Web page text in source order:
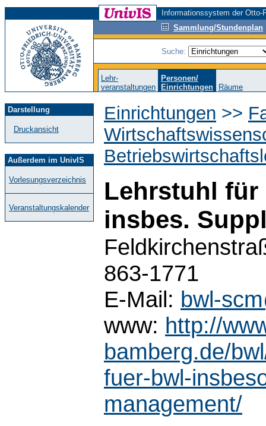
Informationssystem der
Sammlung/Stundenplan
Suche:
Lehr-
veranstaltungen
Personen/
Einrichtungen
Räume
Darstellung
Druckansicht
Außerdem im UnivIS
Vorlesungsverzeichnis
Veranstaltungskalender
Einrichtungen >>
Lehrstuhl für
insbes.
863-1771
E-Mail: bwl-
www: http://
bamberg.de/
fuer-bwl-
management/